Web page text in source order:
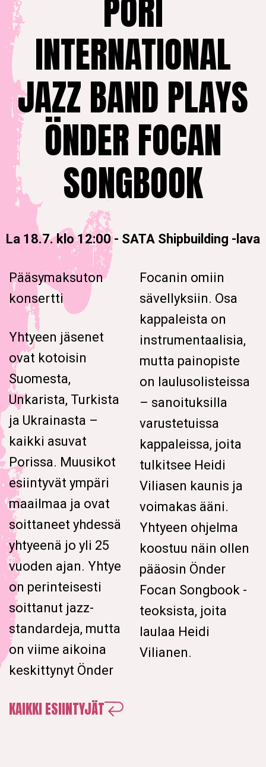
PORI
INTERNATIONAL
JAZZ BAND PLAYS
ÖNDER FOCAN
SONGBOOK
La 18.7. klo 12:00- SATA Shipbuilding -lava
Pääsymaksuton
konsertti
Yhtyeen jäsenet
ovat kotoisin
Suomesta,
Unkarista, Turkista
ja Ukrainasta –
kaikki asuvat
Porissa. Muusikot
esiintyvät ympäri
maailmaa ja ovat
soittaneet yhdessä
yhtyeenä jo yli 25
vuoden ajan. Yhtye
on perinteisesti
soittanut jazz-
standardeja, mutta
on viime aikoina
keskittynyt Önder
Focanin omiin
sävellyksiin. Osa
kappaleista on
instrumentaalisia,
mutta painopiste
on laulusolisteissa
– sanoituksilla
varustetuissa
kappaleissa, joita
tulkitsee Heidi
Viliasen kaunis ja
voimakas ääni.
Yhtyeen ohjelma
koostuu näin ollen
pääosin Önder
Focan Songbook -
teoksista, joita
laulaa Heidi
Vilianen.
KAIKKI ESIINTYJÄT